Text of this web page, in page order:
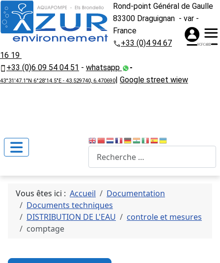
Rond-point Général de Gaulle
83300 Draguignan - var -
France
+33 (0)4 94 67
16 19
+33 (0)6 09 54 04 51 - whatsapp -
43°31'47.1"N 6°28'14.5"E - 43.529740, 6.470690| Google street wiew
Vous êtes ici : Accueil
Documentation
Documents techniques
DISTRIBUTION DE L'EAU
controle et mesures
comptage